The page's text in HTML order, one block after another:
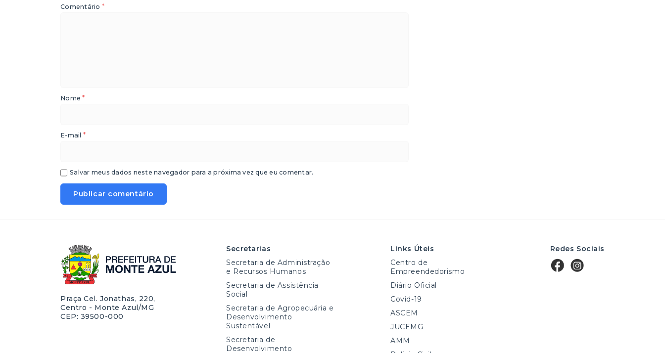
Comentário *
Nome*
E-mail *
Salvar meus dados neste navegador para a próxima vez que eu comentar.
Praça Cel. Jonathas, 220,
Centro - Monte Azul/MG
CEP: 39500-000
Secretarias
Secretaria de Administração
e Recursos Humanos
Secretaria de Assistência
Social
Secretaria de Agropecuária e
Desenvolvimento
Sustentável
Secretaria de
Desenvolvimento
Links Úteis
Centro de
Empreendedorismo
Diário Oficial
Covid-19
ASCEM
JUCEMG
AMM
Redes Sociais